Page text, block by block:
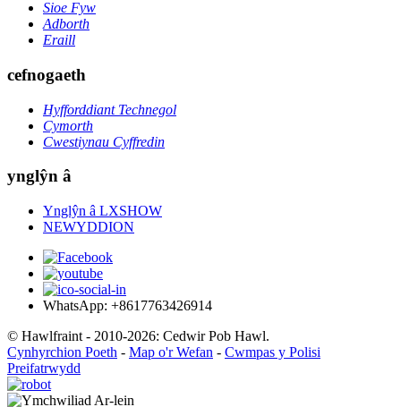
Sioe Fyw
Adborth
Eraill
cefnogaeth
Hyfforddiant Technegol
Cymorth
Cwestiynau Cyffredin
ynglŷn â
Ynglŷn â LXSHOW
NEWYDDION
WhatsApp: +8617763426914
© Hawlfraint - 2010-2026: Cedwir Pob Hawl.
Cynhyrchion Poeth - Map o'r Wefan - Cwmpas y Polisi
Preifatrwydd